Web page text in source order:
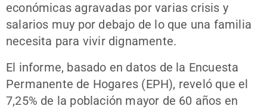
económicas agravadas por varias crisis y
salarios muy por debajo de lo que una familia
necesita para vivir dignamente.
El informe, basado en datos de la Encuesta
Permanente de Hogares (EPH), reveló que el
7,25% de la población mayor de 60 años en